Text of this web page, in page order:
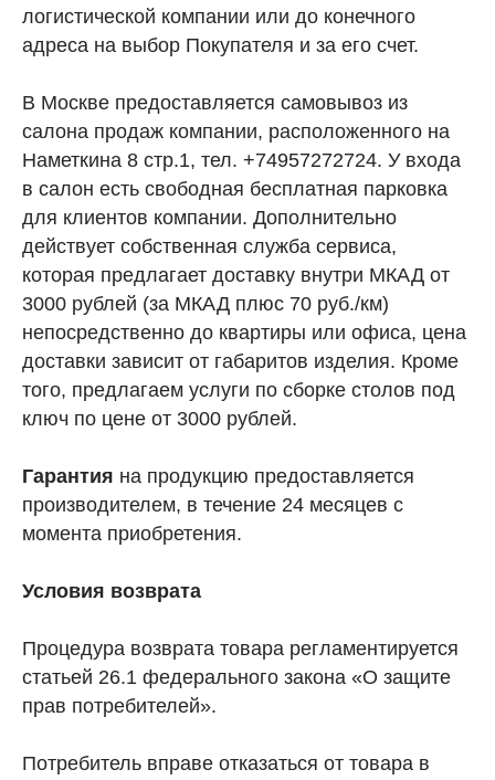
логистической компании или до конечного
адреса на выбор Покупателя и за его счет.
В Москве предоставляется самовывоз из
салона продаж компании, расположенного на
Наметкина 8 стр.1, тел. +74957272724. У входа
в салон есть свободная бесплатная парковка
для клиентов компании. Дополнительно
действует собственная служба сервиса,
которая предлагает доставку внутри МКАД от
3000 рублей (за МКАД плюс 70 руб./км)
непосредственно до квартиры или офиса, цена
доставки зависит от габаритов изделия. Кроме
того, предлагаем услуги по сборке столов под
ключ по цене от 3000 рублей.
Гарантия на продукцию предоставляется
производителем, в течение 24 месяцев с
момента приобретения.
Условия возврата
Процедура возврата товара регламентируется
статьей 26.1 федерального закона «О защите
прав потребителей».
Потребитель вправе отказаться от товара в